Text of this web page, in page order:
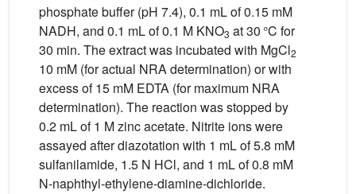
phosphate buffer (pH 7.4), 0.1 mL of 0.15 mM
NADH, and 0.1 mL of 0.1 M KNO3 at 30 °C for
30 min. The extract was incubated with MgCl2
10 mM (for actual NRA determination) or with
excess of 15 mM EDTA (for maximum NRA
determination). The reaction was stopped by
0.2 mL of 1 M zinc acetate. Nitrite ions were
assayed after diazotation with 1 mL of 5.8 mM
sulfanilamide, 1.5 N HCl, and 1 mL of 0.8 mM
N-naphthyl-ethylene-diamine-dichloride.